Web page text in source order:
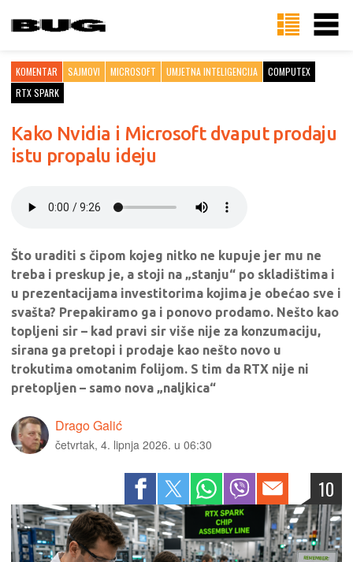
KOMENTAR SAJMOVI MICROSOFT UMJETNA INTELIGENCIJA
COMPUTEX
RTX SPARK
Kako Nvidia i Microsoft dvaput prodaju
istu propalu ideju
Što uraditi s čipom kojeg nitko ne kupuje jer mu ne
treba i preskup je, a stoji na „stanju“ po skladištima i
u prezentacijama investitorima kojima je obećao sve i
svašta? Prepakiramo ga i ponovo prodamo. Nešto kao
topljeni sir – kad pravi sir više nije za konzumaciju,
sirana ga pretopi i prodaje kao nešto novo u
trokutima omotanim folijom. S tim da RTX nije ni
pretopljen – samo nova „naljkica“
Drago Galić
četvrtak, 4. lipnja 2026. u 06:30
10